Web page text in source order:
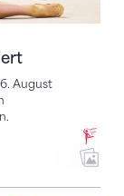
August